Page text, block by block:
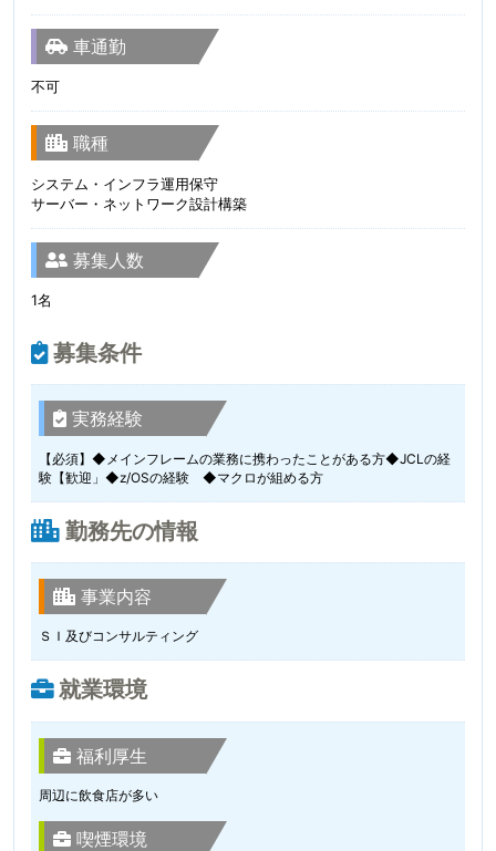
車通勤
不可
職種
システム・インフラ運用保守
サーバー・ネットワーク設計構築
募集人数
1名
募集条件
実務経験
【必須】◆メインフレームの業務に携わったことがある方◆JCLの経
験【歓迎」◆z/OSの経験 ◆マクロが組める方
勤務先の情報
事業内容
ＳＩ及びコンサルティング
就業環境
福利厚生
周辺に飲食店が多い
喫煙環境